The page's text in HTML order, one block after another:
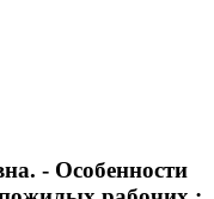
- Особенности